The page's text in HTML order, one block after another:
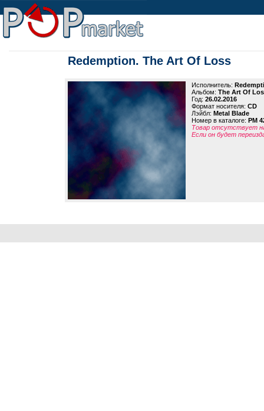
Redemption. The Art Of Loss
Исполнитель:
Альбом: The Art Of
Год: 26.02.2016
Формат носителя: CD
Лэйбл: Metal Blade
Номер в каталоге: PM
Товар отсутствует
Если он будет